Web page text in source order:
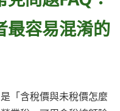
最容易混淆的
「含稅價與未稅價怎麼